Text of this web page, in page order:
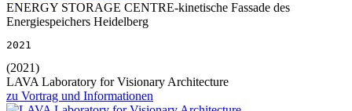
ENERGY STORAGE CENTRE-kinetische Fassade des
Energiespeichers Heidelberg
2021
(2021)
LAVA Laboratory for Visionary Architecture
zu Vortrag und Informationen